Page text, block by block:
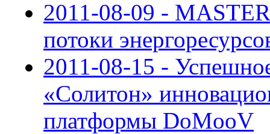
2011-08-09 -
потоки
2011-08-15 -
«Солитон»
платформы DoMooV